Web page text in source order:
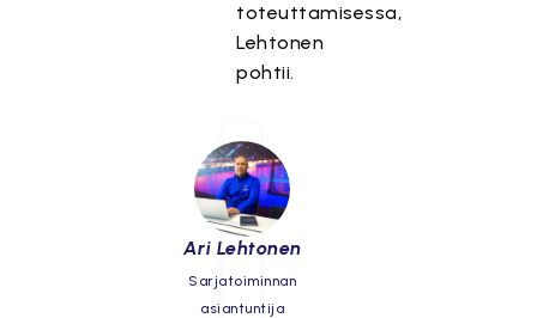
toteuttamisessa,
Lehtonen
pohtii.
Ari Lehtonen
Sarjatoiminnan
asiantuntija